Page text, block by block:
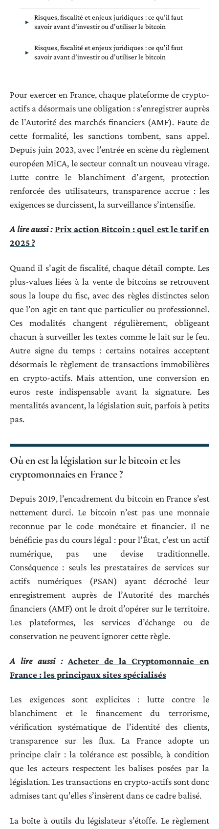
Risques, fiscalité et enjeux juridiques : ce qu’il faut
savoir avant d’investir ou d’utiliser le bitcoin
Risques, fiscalité et enjeux juridiques : ce qu’il faut
savoir avant d’investir ou d’utiliser le bitcoin
Pour exercer en France, chaque plateforme de crypto-
actifs a désormais une obligation : s’enregistrer auprès
de l’Autorité des marchés financiers (AMF). Faute de
cette formalité, les sanctions tombent, sans appel.
Depuis juin 2023, avec l’entrée en scène du règlement
européen MiCA, le secteur connaît un nouveau virage.
Lutte contre le blanchiment d’argent, protection
renforcée des utilisateurs, transparence accrue : les
exigences se durcissent, la surveillance s’intensifie.
A lire aussi : Prix action Bitcoin : quel est le tarif en
2025 ?
Quand il s’agit de fiscalité, chaque détail compte. Les
plus-values liées à la vente de bitcoins se retrouvent
sous la loupe du fisc, avec des règles distinctes selon
que l’on agit en tant que particulier ou professionnel.
Ces modalités changent régulièrement, obligeant
chacun à surveiller les textes comme le lait sur le feu.
Autre signe du temps : certains notaires acceptent
désormais le règlement de transactions immobilières
en crypto-actifs. Mais attention, une conversion en
euros reste indispensable avant la signature. Les
mentalités avancent, la législation suit, parfois à petits
pas.
Où en est la législation sur le bitcoin et les
cryptomonnaies en France ?
Depuis 2019, l’encadrement du bitcoin en France s’est
nettement durci. Le bitcoin n’est pas une monnaie
reconnue par le code monétaire et financier. Il ne
bénéficie pas du cours légal : pour l’État, c’est un actif
numérique, pas une devise traditionnelle.
Conséquence : seuls les prestataires de services sur
actifs numériques (PSAN) ayant décroché leur
enregistrement auprès de l’Autorité des marchés
financiers (AMF) ont le droit d’opérer sur le territoire.
Les plateformes, les services d’échange ou de
conservation ne peuvent ignorer cette règle.
A lire aussi : Acheter de la Cryptomonnaie en
France : les principaux sites spécialisés
Les exigences sont explicites : lutte contre le
blanchiment et le financement du terrorisme,
vérification systématique de l’identité des clients,
transparence sur les flux. La France adopte un
principe clair : la tolérance est possible, à condition
que les acteurs respectent les balises posées par la
législation. Les transactions en crypto-actifs sont donc
admises tant qu’elles s’insèrent dans ce cadre balisé.
La boîte à outils du législateur s’étoffe. Le règlement